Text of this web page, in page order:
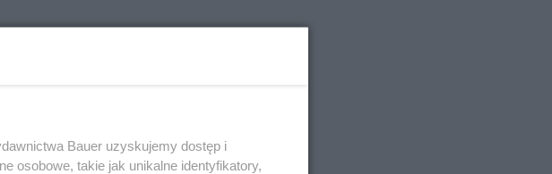
Bauer uzyskujemy dostęp i
osobowe, takie jak unikalne identyfikatory,